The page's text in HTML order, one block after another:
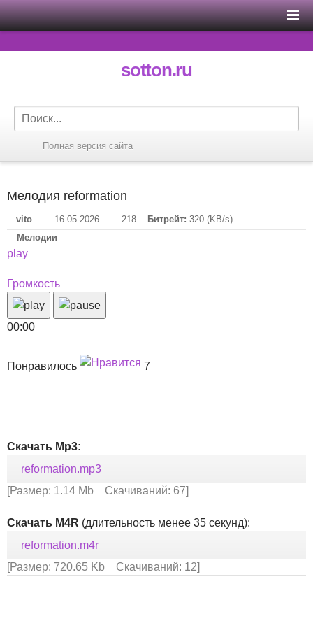
sotton.ru
Полная версия сайта
Мелодия reformation
vito 16-05-2026 218 Битрейт: 320 (KB/s)
Мелодии
play
Громкость
00:00
Понравилось 7
Скачать Mp3:
reformation.mp3
[Размер: 1.14 Mb Скачиваний: 67]
Скачать M4R (длительность менее 35 секунд):
reformation.m4r
[Размер: 720.65 Kb Скачиваний: 12]